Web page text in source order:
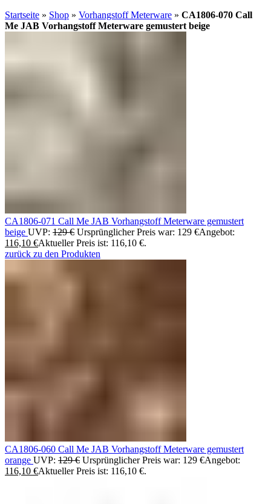
Startseite » Shop » Vorhangstoff Meterware » CA1806-070 Call
Me JAB Vorhangstoff Meterware gemustert beige
CA1806-071 Call Me JAB Vorhangstoff Meterware gemustert
beige UVP: 129€ Ursprünglicher Preis war: 129 €Angebot:
116,10 €Aktueller Preis ist: 116,10 €.
zurück zu den Produkten
CA1806-060 Call Me JAB Vorhangstoff Meterware gemustert
orange UVP: 129€ Ursprünglicher Preis war: 129 €Angebot:
116,10 €Aktueller Preis ist: 116,10 €.